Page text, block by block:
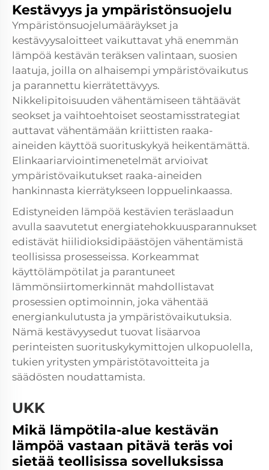
Kestävyys ja ympäristönsuojelu
Ympäristönsuojelumääräykset ja
kestävyysaloitteet vaikuttavat yhä enemmän
lämpöä kestävän teräksen valintaan, suosien
laatuja, joilla on alhaisempi ympäristövaikutus
ja parannettu kierrätettävyys.
Nikkelipitoisuuden vähentämiseen tähtäävät
seokset ja vaihtoehtoiset seostamisstrategiat
auttavat vähentämään kriittisten raaka-
aineiden käyttöä suorituskykyä heikentämättä.
Elinkaariarviointimenetelmät arvioivat
ympäristövaikutukset raaka-aineiden
hankinnasta kierrätykseen loppuelinkaassa.
Edistyneiden lämpöä kestävien teräslaadun
avulla saavutetut energiatehokkuusparannukset
edistävät hiilidioksidipäästöjen vähentämistä
teollisissa prosesseissa. Korkeammat
käyttölämpötilat ja parantuneet
lämmönsiirtomerkinnät mahdollistavat
prosessien optimoinnin, joka vähentää
energiankulutusta ja ympäristövaikutuksia.
Nämä kestävyysedut tuovat lisäarvoa
perinteisten suorituskykymittojen ulkopuolella,
tukien yritysten ympäristötavoitteita ja
säädösten noudattamista.
UKK
Mikä lämpötila-alue kestävän
lämpöä vastaan pitävä teräs voi
sietää teollisissa sovelluksissa